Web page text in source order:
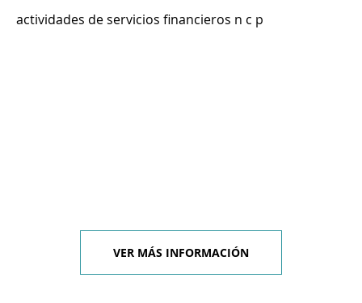
actividades de servicios financieros n c p
VER MÁS INFORMACIÓN